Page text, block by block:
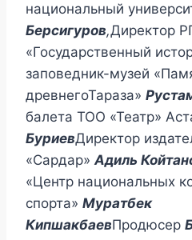
национальный
Берсигуров,Директор
«Государственный
заповедник-музей
древнегоТараза»
балета ТОО «Театр»
БуриевДиректор
«Сардар»Адиль
«Центр национальных
спорта» Муратбек
КипшакбаевПродюсер